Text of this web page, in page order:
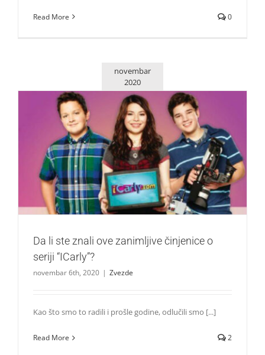
Read More 0
novembar
2020
Da li ste znali ove zanimljive činjenice o seriji “ICarly”?
Zvezde
Da li ste znali ove zanimljive činjenice o
seriji “ICarly”?
novembar 6th, 2020 | Zvezde
Kao što smo to radili i prošle godine, odlučili smo [...]
Read More 2